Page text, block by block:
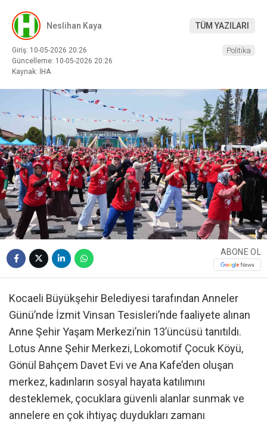
Neslihan Kaya TÜM YAZILARI
Giriş: 10-05-2026 20:26
Güncelleme: 10-05-2026 20:26
Kaynak: İHA
Politika
ABONE OL
Kocaeli Büyükşehir Belediyesi tarafından Anneler
Günü’nde İzmit Vinsan Tesisleri’nde faaliyete alınan
Anne Şehir Yaşam Merkezi’nin 13’üncüsü tanıtıldı.
Lotus Anne Şehir Merkezi, Lokomotif Çocuk Köyü,
Gönül Bahçem Davet Evi ve Ana Kafe’den oluşan
merkez, kadınların sosyal hayata katılımını
desteklemek, çocuklara güvenli alanlar sunmak ve
annelere en çok ihtiyaç duydukları zamanı